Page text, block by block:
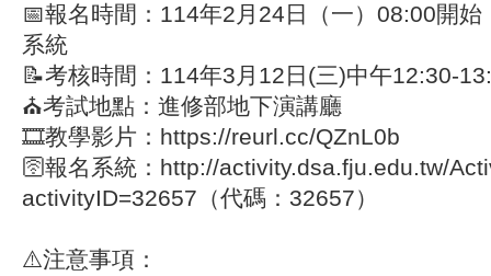
📅報名時間：114年2月24日（一）08:00開始
系統
📝考核時間：114年3月12日(三)中午12:30-
⛪考試地點：進修部地下演講廳
🎞️教學影片：https://reurl.cc/QZnL0b
🛜報名系統：http://activity.dsa.fju.edu.tw/
activityID=32657（代碼：32657）
⚠️注意事項：